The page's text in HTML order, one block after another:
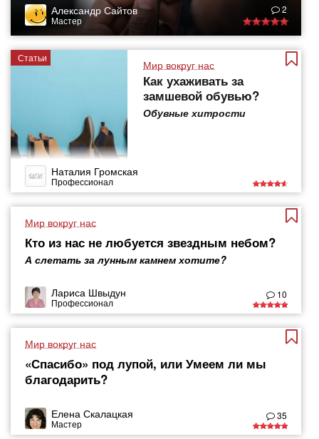
Александр Сайтов
Мастер
2
Статьи
Мир вокруг нас
Как ухаживать за
замшевой обувью?
Обувные хитрости
Наталия Громская
Профессионал
Мир вокруг нас
Кто из нас не любуется звездным небом?
А слетать за лунным камнем хотите?
Лариса Швыдун
Профессионал
10
Мир вокруг нас
«Спасибо» под лупой, или Умеем ли мы
благодарить?
Елена Скалацкая
Мастер
35